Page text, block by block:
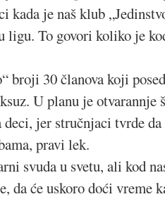
kada je naš klub
ligu. To govori koliko je
broji 30 članova koji
U planu je otvarannje
deci, jer stručnjaci tvrde
pravi lek.
svuda u svetu, ali kod
da će uskoro doći vreme